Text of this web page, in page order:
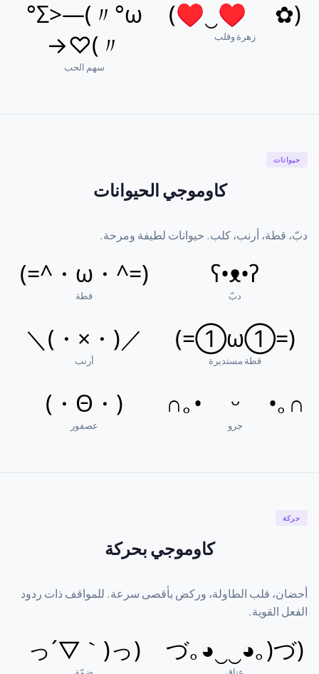
(✿ ♥‿♥)
زهرة وقلب
Σ>―(〃°ω°
〃)♡→
سهم الحب
حيوانات
كاوموجي الحيوانات
دبّ، قطة، أرنب، كلب. حيوانات لطيفة ومرحة.
ʕ•ᴥ•ʔ
دبّ
(=^・ω・^=)
قطة
(=①ω①=)
قطة مستديرة
／(・×・)＼
أرنب
∩｡• ᵕ •｡∩
جرو
(・Θ・)
عصفور
حركة
كاوموجي بحركة
أحضان، قلب الطاولة، وركض بأقصى سرعة. للمواقف ذات ردود
الفعل القوية.
(づ｡◕‿‿◕｡)づ
عناق
(っ´▽｀)っ
ضمّة